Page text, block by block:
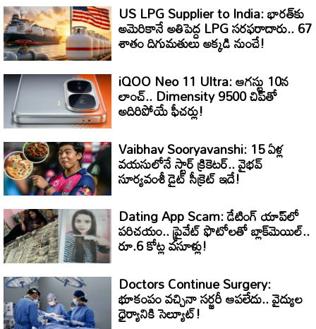
US LPG Supplier to India: భారత్‌కు
అమెరికానే అతిపెద్ద LPG సరఫరాదారు.. 67
శాతం దిగుమతులు అక్కడి నుంచే!
iQOO Neo 11 Ultra: ఆగస్టు 10న
లాంచ్.. Dimensity 9500 చిప్‌తో
అదిరిపోయే ఫీచర్లు!
Vaibhav Sooryavanshi: 15 ఏళ్ల
వయసులోనే స్టార్ క్రికెటర్.. వైభవ్
సూర్యవంశీ డైట్ సీక్రెట్ ఇదే!
Dating App Scam: డేటింగ్ యాప్‌లో
పరిచయం.. ప్రైవేట్ ఫొటోలతో బ్లాక్‌మెయిల్..
రూ.6 కోట్ల వసూళ్లు!
Doctors Continue Surgery:
భూకంపం వచ్చినా సర్జరీ ఆపలేదు.. వైద్యుల
ధైర్యానికి సెల్యూట్!